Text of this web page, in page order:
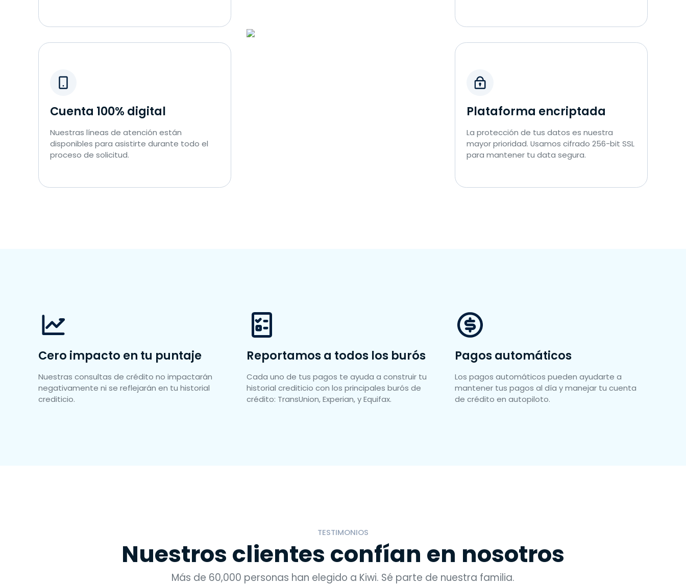
Cuenta 100% digital
Nuestras líneas de atención están
disponibles para asistirte durante todo el
proceso de solicitud.
Plataforma encriptada
La protección de tus datos es nuestra
mayor prioridad. Usamos cifrado 256-bit SSL
para mantener tu data segura.
Cero impacto en tu puntaje
Nuestras consultas de crédito no impactarán
negativamente ni se reflejarán en tu historial
crediticio.
Reportamos a todos los burós
Cada uno de tus pagos te ayuda a construir tu
historial crediticio con los principales burós de
crédito: TransUnion, Experian, y Equifax.
Pagos automáticos
Los pagos automáticos pueden ayudarte a
mantener tus pagos al día y manejar tu cuenta
de crédito en autopiloto.
TESTIMONIOS
Nuestros clientes confían en nosotros
Más de 60,000 personas han elegido a Kiwi. Sé parte de nuestra familia.